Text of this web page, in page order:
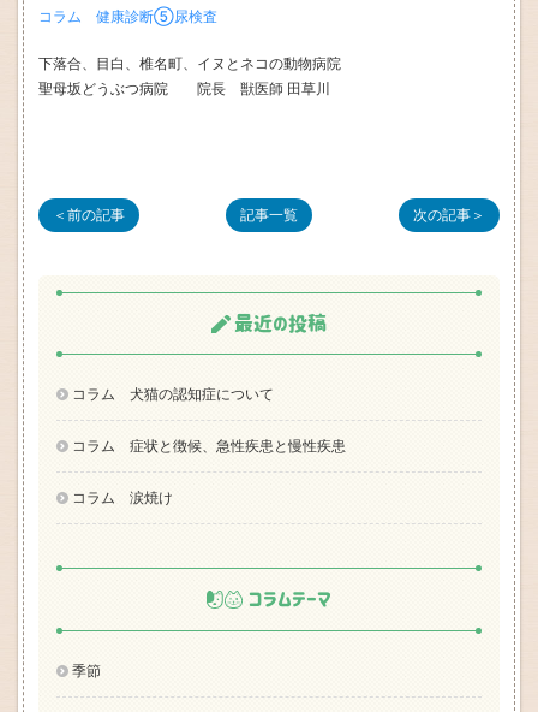
コラム 健康診断⑤尿検査
下落合、目白、椎名町、イヌとネコの動物病院
聖母坂どうぶつ病院 院長 獣医師 田草川
＜前の記事 記事一覧 次の記事＞
最近の投稿
コラム 犬猫の認知症について
コラム 症状と徴候、急性疾患と慢性疾患
コラム 涙焼け
コラムテーマ
季節